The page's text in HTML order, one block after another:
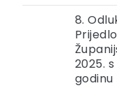
8.
2025.
godinu